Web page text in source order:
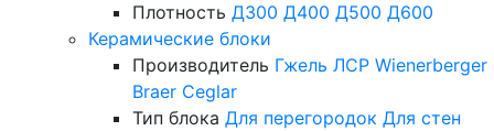
Плотность Д300 Д400 Д500 Д600
Керамические блоки
Производитель Гжель ЛСР Wienerberger
Braer Ceglar
Тип блока Для перегородок Для стен